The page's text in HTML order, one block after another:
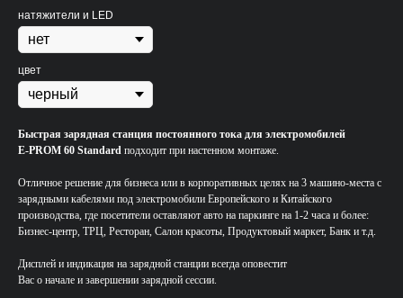
натяжители и LED
цвет
Быстрая зарядная станция постоянного тока для электромобилей
E-PROM 60 Standard подходит при настенном монтаже.
Отличное решение для бизнеса или в корпоративных целях на 3 машино-места с
зарядными кабелями под электромобили Европейского и Китайского
производства, где посетители оставляют авто на паркинге на 1-2 часа и более:
Бизнес-центр, ТРЦ, Ресторан, Салон красоты, Продуктовый маркет, Банк и т.д.
Дисплей и индикация на зарядной станции всегда оповестит
Вас о начале и завершении зарядной сессии.